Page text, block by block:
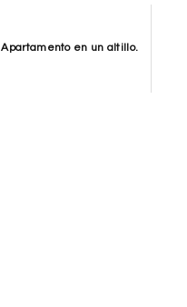
Apartamento en un altillo.